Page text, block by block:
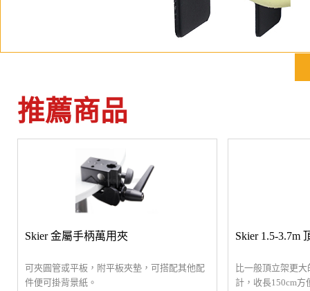
推薦商品
Skier 金屬手柄萬用夾
可夾圓管或平板，附平板夾墊，可搭配其他配
件便可掛背景紙。
Skier 1.5-3.7m
比一般頂立架更
計，收長150cm